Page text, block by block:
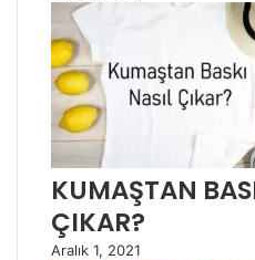
KUMAŞTAN
ÇIKAR?
Aralık 1, 2021